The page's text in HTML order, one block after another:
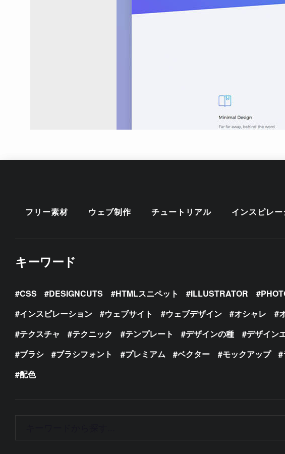
フリー素材 ウェブ制作 チュートリアル インスピレ
キーワード
CSS DESIGNCUTS HTMLスニペット ILLUSTRATOR
インスピレーション
ウェブサイト ウェブデザイン オシャレ
テクスチャ
テクニック テンプレート デザインの種 デザイン
ブラシ
ブラシフォント プレミアム ベクター モックアップ
配色